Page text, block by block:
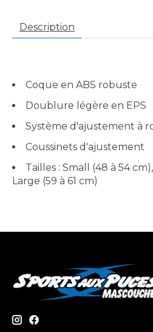
Description
Coque en ABS robuste
Doublure légère en EPS
Système d'ajustement à
Coussinets d'ajustement
Tailles : Small (48 à 54
Large (59 à 61 cm)